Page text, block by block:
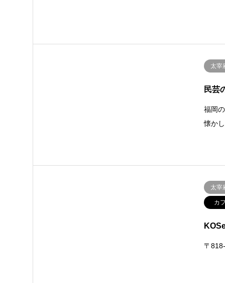
太宰
民芸
福岡
懐か
太宰
カ
〒